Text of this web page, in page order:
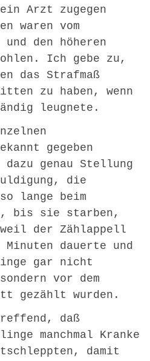
Arzt zugegen
waren vom
und den höheren
Ich gebe zu,
das Strafmaß
zu haben, wenn
leugnete.
gegeben
genau Stellung
die
lange beim
bis sie starben,
der Zählappell
dauerte und
gar nicht
vor dem
gezählt wurden.
daß
manchmal Kranke
damit